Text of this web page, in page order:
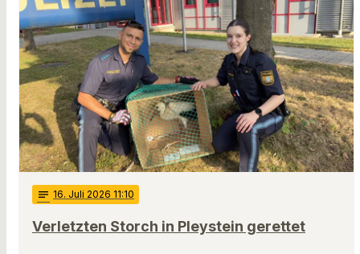
notes 16. Juli 2026 11:10
Verletzten Storch in Pleystein gerettet